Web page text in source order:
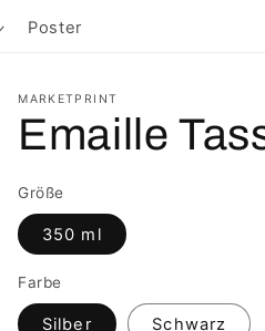
Poster
MARKETPRINT
Emaille
Größe
350 ml
Farbe
Silber Schwarz